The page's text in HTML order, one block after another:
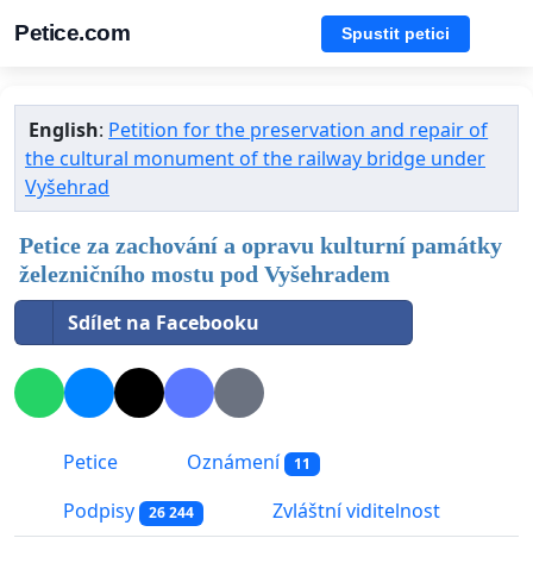
Petice.com Spustit petici
English: Petition for the preservation and repair of
the cultural monument of the railway bridge under
Vyšehrad
Petice za zachování a opravu kulturní památky
železničního mostu pod Vyšehradem
Sdílet na Facebooku
Petice Oznámení 11
Podpisy 26 244 Zvláštní viditelnost